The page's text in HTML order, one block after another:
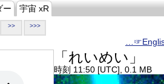
ー 宇宙 xR
>> >>>
「れいめい」
時刻 11:50 [UTC], 0.1 MB